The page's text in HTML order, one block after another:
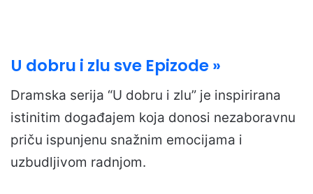
U dobru i zlu sve Epizode »
Dramska serija “U dobru i zlu” je inspirirana
istinitim događajem koja donosi nezaboravnu
priču ispunjenu snažnim emocijama i
uzbudljivom radnjom.